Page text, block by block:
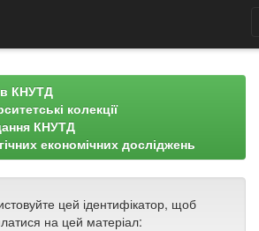
КНУТД
колекції
КНУТД
економічних досліджень
цей ідентифікатор, щоб
на цей матеріал: